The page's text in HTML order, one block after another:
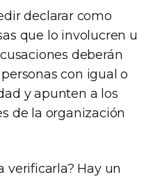
declarar como
que lo involucren u
deberán
con igual o
y apunten a los
de la organización
verificarla? Hay un